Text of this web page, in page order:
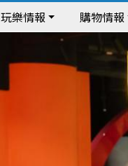
玩樂情報 購物情報